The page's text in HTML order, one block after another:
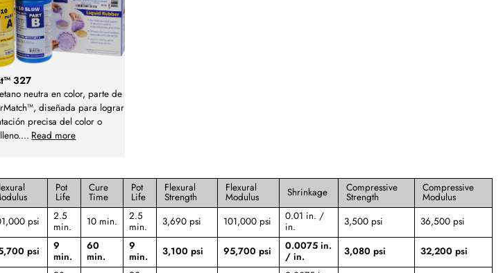
327
neutra en color, parte de
diseñada para lograr
precisa del color o
... Read more
Pot
Life
Cure
Time
Pot
Life
Flexural
Strength
Flexural
Modulus Shrinkage Compressive
Strength
Compressive
Modulus
psi
2.5
min.
10 min.
2.5
min.
3,690 psi 101,000 psi
0.01 in. /
in.
3,500 psi 36,500 psi
psi
9
min.
60
min.
9
min.
3,100 psi 95,700 psi
0.0075 in.
/ in.
3,080 psi 32,200 psi